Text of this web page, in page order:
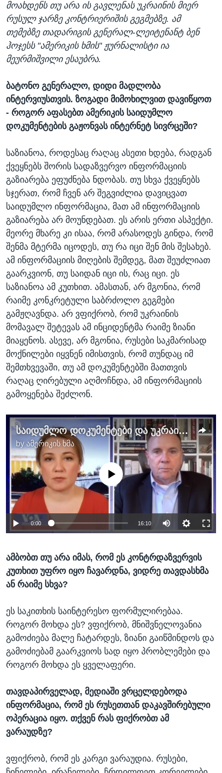
მოახდენს თუ არა ის გავლენას უკრაინის მიერ
რუსულ ჯარზე კონტრიერიშის გეგმებზე. ამ
თემებზე თადარიგის გენერალ-ლეიტენანტ ბენ
ჰოჯესს "ამერიკის ხმის" ჟურნალისტი ია
მეურმიშვილი ესაუბრა.
ბატონო გენერალო, დიდი მადლობა
ინტერვიუსთვის. ზოგადი მიმოხილვით დავიწყოთ
- როგორ აფასებთ ამერიკის საიდუმლო
დოკუმენტების გაჟონვას ინტერნეტ სივრცეში?
საზიანოა, როდესაც რაღაც ასეთი ხდება, რადგან
ქვეყნებს შორის სადაზვერვო ინფორმაციის
გაზიარება ეფუძნება ნდობას. თუ სხვა ქვეყნებს
სჯერათ, რომ ჩვენ არ შეგვიძლია დავიცვათ
საიდუმლო ინფორმაცია, მათ ამ ინფორმაციის
გაზიარება არ მოუნდებათ. ეს არის ერთი ასპექტი.
მეორე მხარე კი ისაა, რომ არასოდეს გინდა, რომ
შენმა მტერმა იცოდეს, თუ რა იცი შენ მის შესახებ.
ამ ინფორმაციის მიღების შემდეგ, მათ შეუძლიათ
გაარკვიონ, თუ საიდან იცი ის, რაც იცი. ეს
საზიანოა ამ კუთხით. ამასთან, არ მგონია, რომ
რაიმე კონკრეტული საბრძოლო გეგმები
გამჟღავნდა. არ ვფიქრობ, რომ უკრაინის
მომავალ შეტევას ამ ინციდენტმა რაიმე ზიანი
მიაყენოს. ასევე, არ მგონია, რუსები საკმარისად
მოქნილები იყვნენ იმისთვის, რომ თუნდაც იმ
შემთხვევაში, თუ ამ დოკუმენტებში მათთვის
რაღაც ღირებული აღმოჩნდა, ამ ინფორმაციის
გამოყენება შეძლონ.
საიდუმლო დოკუმენტები და უკრაინის კონტრშეტევის გეგმები
by ამერიკის ხმა
No media source currently available
0:00 16:10
ამბობთ თუ არა იმას, რომ ეს კონტრდაზვერვის
კუთხით უფრო იყო ჩავარდნა, ვიდრე თავდასხმა
ან რაიმე სხვა?
ეს საკითხის საინტერესო ფორმულირებაა.
როგორ მოხდა ეს? ვფიქრობ, მნიშვნელოვანია
გამოძიება მალე ჩატარდეს, ზიანი გაიწმინდოს და
გამოძიებამ გაარკვიოს სად იყო პრობლემები და
როგორ მოხდა ეს ყველაფერი.
თავდაპირველად, მედიაში ვრცელდებოდა
ინფორმაცია, რომ ეს რუსეთთან დაკავშირებული
ოპერაცია იყო. თქვენ რას ფიქრობთ ამ
ვარაუდზე?
ვფიქრობ, რომ ეს კარგი ვარაუდია. რუსები,